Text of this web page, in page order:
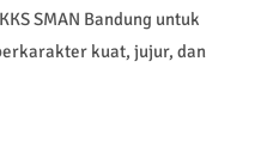
SMAN Bandung untuk
kuat, jujur, dan